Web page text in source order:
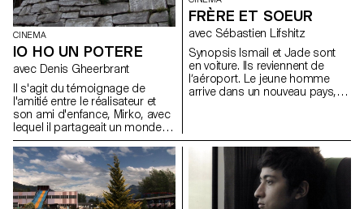
CINEMA
IO HO UN POTERE
avec Denis Gheerbrant
Il s'agit du témoignage de
l'amitié entre le réalisateur et
son ami d'enfance, Mirko, avec
lequel il partageait un monde
fantastique constitué par des
jouets Playmobil, à l'âge
d'environ dix ans.
FRÈRE ET SOEUR
avec Sébastien Lifshitz
Synopsis Ismail et Jade sont
en voiture. Ils reviennent de
lʼaéroport. Le jeune homme
arrive dans un nouveau pays, la